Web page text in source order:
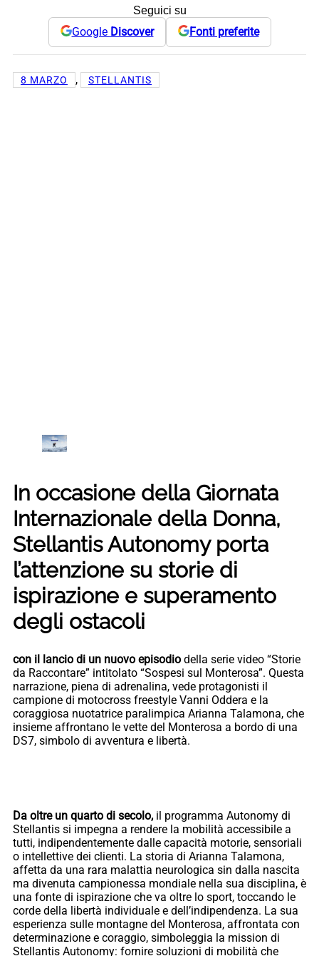
Seguici su
Google Discover Fonti preferite
8 MARZO , STELLANTIS
In occasione della Giornata
Internazionale della Donna,
Stellantis Autonomy porta
l’attenzione su storie di
ispirazione e superamento
degli ostacoli
con il lancio di un nuovo episodio della serie video “Storie
da Raccontare” intitolato “Sospesi sul Monterosa”. Questa
narrazione, piena di adrenalina, vede protagonisti il
campione di motocross freestyle Vanni Oddera e la
coraggiosa nuotatrice paralimpica Arianna Talamona, che
insieme affrontano le vette del Monterosa a bordo di una
DS7, simbolo di avventura e libertà.
Da oltre un quarto di secolo, il programma Autonomy di
Stellantis si impegna a rendere la mobilità accessibile a
tutti, indipendentemente dalle capacità motorie, sensoriali
o intellettive dei clienti. La storia di Arianna Talamona,
affetta da una rara malattia neurologica sin dalla nascita
ma divenuta campionessa mondiale nella sua disciplina, è
una fonte di ispirazione che va oltre lo sport, toccando le
corde della libertà individuale e dell’indipendenza. La sua
esperienza sulle montagne del Monterosa, affrontata con
determinazione e coraggio, simboleggia la mission di
Stellantis Autonomy: fornire soluzioni di mobilità che